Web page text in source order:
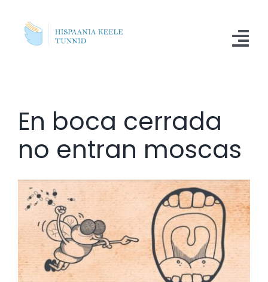
Meist
Kontakt
En boca cerrada
no entran moscas